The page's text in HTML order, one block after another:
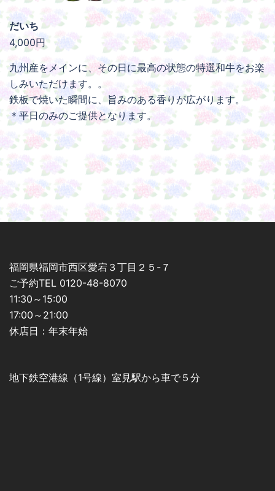
だいち
4,000円
九州産をメインに、その日に最高の状態の特選和牛をお楽
しみいただけます。。
鉄板で焼いた瞬間に、旨みのある香りが広がります。
＊平日のみのご提供となります。
福岡県福岡市西区愛宕３丁目２５-７
ご予約TEL 0120-48-8070
11:30～15:00
17:00～21:00
休店日：年末年始
地下鉄空港線（1号線）室見駅から車で５分